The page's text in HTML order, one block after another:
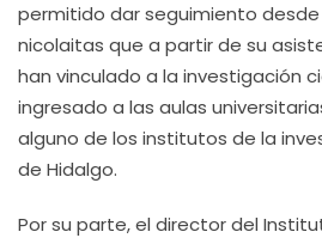
permitido dar seguimiento
nicolaitas que a partir de su
han vinculado a la investigación
ingresado a las aulas
alguno de los institutos de la
de Hidalgo.
Por su parte, el director del